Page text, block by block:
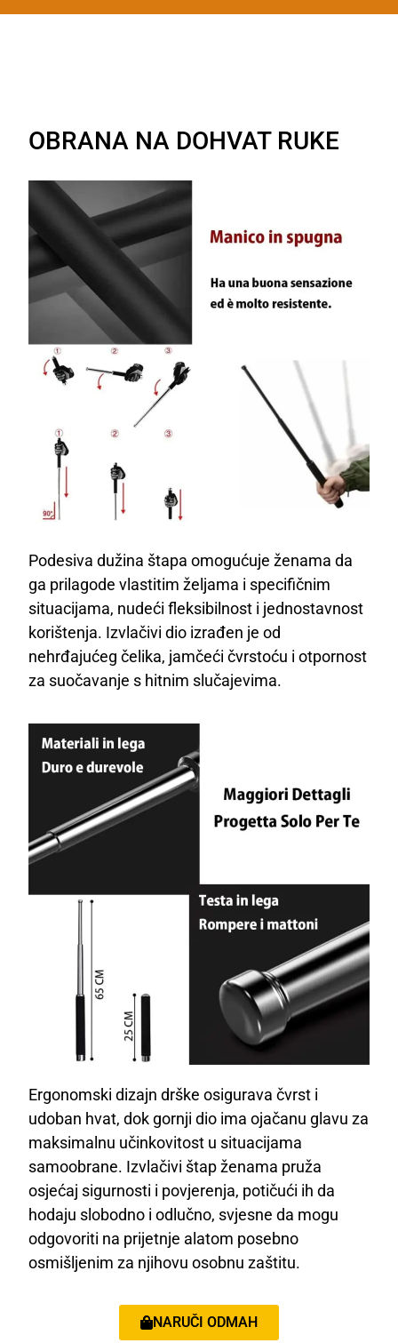
OBRANA NA DOHVAT RUKE
Podesiva dužina štapa omogućuje ženama da
ga prilagode vlastitim željama i specifičnim
situacijama, nudeći fleksibilnost i jednostavnost
korištenja. Izvlačivi dio izrađen je od
nehrđajućeg čelika, jamčeći čvrstoću i otpornost
za suočavanje s hitnim slučajevima.
Ergonomski dizajn drške osigurava čvrst i
udoban hvat, dok gornji dio ima ojačanu glavu za
maksimalnu učinkovitost u situacijama
samoobrane. Izvlačivi štap ženama pruža
osjećaj sigurnosti i povjerenja, potičući ih da
hodaju slobodno i odlučno, svjesne da mogu
odgovoriti na prijetnje alatom posebno
osmišljenim za njihovu osobnu zaštitu.
NARUČI ODMAH